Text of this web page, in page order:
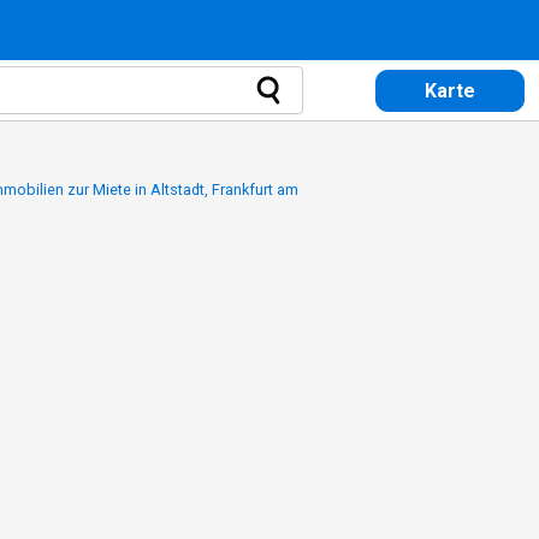
Karte
zur Miete in Altstadt, Frankfurt am